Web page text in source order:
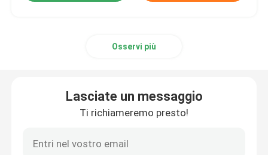
Stampatrice rotatoria dello schermo
Osservi più
Lasciate un messaggio
Ti richiameremo presto!